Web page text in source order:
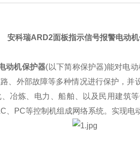
安科瑞ARD2面板指示信号报警电动
动机保护器(以下简称保护器)能对电
、外部故障等多种情况进行保护，并
冶炼、电力、船舶、以及民用建筑
、PC等控制机组成网络系统。实现电